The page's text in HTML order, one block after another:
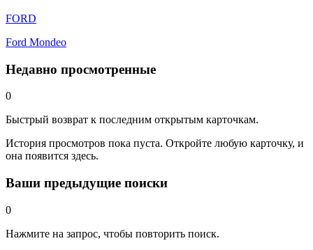
FORD
Ford Mondeo
Недавно просмотренные
0
Быстрый возврат к последним открытым карточкам.
История просмотров пока пуста. Откройте любую карточку, и
она появится здесь.
Ваши предыдущие поиски
0
Нажмите на запрос, чтобы повторить поиск.